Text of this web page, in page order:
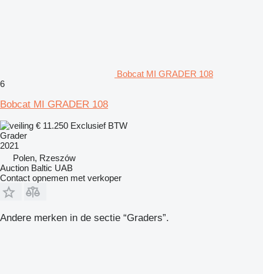
Bobcat MI GRADER 108
6
Bobcat MI GRADER 108
€ 11.250 Exclusief BTW
Grader
2021
Polen, Rzeszów
Auction Baltic UAB
Contact opnemen met verkoper
Andere merken in de sectie “Graders”.